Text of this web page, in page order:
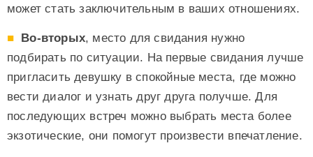
может стать заключительным в ваших отношениях.
Во-вторых, место для свидания нужно
подбирать по ситуации. На первые свидания лучше
пригласить девушку в спокойные места, где можно
вести диалог и узнать друг друга получше. Для
последующих встреч можно выбрать места более
экзотические, они помогут произвести впечатление.